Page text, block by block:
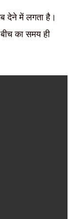
देने में लगता है।
का समय ही